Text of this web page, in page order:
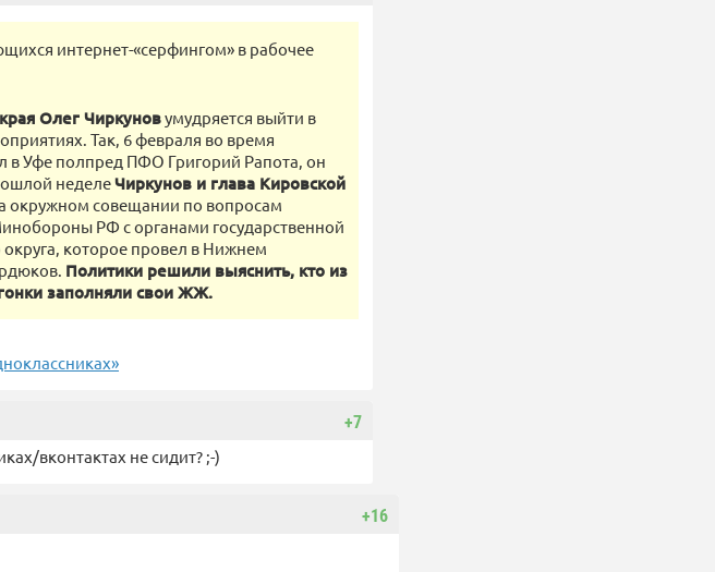
интернет-«серфингом» в рабочее
Олег Чиркуновумудряется выйти в
Так, 6 февраля во время
в Уфе полпред ПФО Григорий Рапота, он
неделеЧиркунов и глава Кировской
окружном совещании по вопросам
РФ с органами государственной
которое провел в Нижнем
Политики решили выяснить, кто из
заполняли свои ЖЖ.
+7
вконтактах не сидит? ;-)
+16